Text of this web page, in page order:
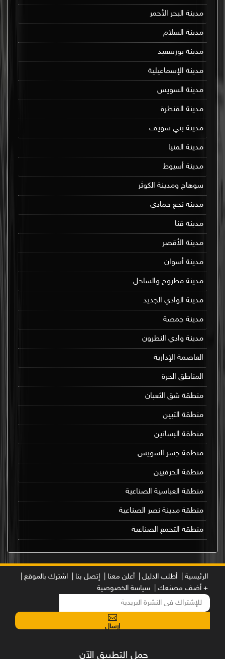
مدينة البحر الأحمر
مدينة السلام
مدينة بورسعيد
مدينة الإسماعيلية
مدينة السويس
مدينة القنطرة
مدينة بني سويف
مدينة المنيا
مدينة أسيوط
سوهاج ومدينة الكوثر
مدينة نجع حمادي
مدينة قنا
مدينة الأقصر
مدينة أسوان
مدينة مطروح والساحل
مدينة الوادي الجديد
مدينة جمصة
مدينة وادي النطرون
العاصمة الإدارية
المناطق الحرة
منطقة شق الثعبان
منطقة التبين
منطقة البساتين
منطقة جسر السويس
منطقة الحرفيين
منطقة العباسية الصناعية
منطقة مدينة نصر الصناعية
منطقة التجمع الصناعية
الرئيسية | أطلب الدليل | أعلن معنا | إتصل بنا |
اشترك بالموقع |
+ أضف مصنعك |
سياسة الخصوصية
إرسال
حمل التطبيق الآن